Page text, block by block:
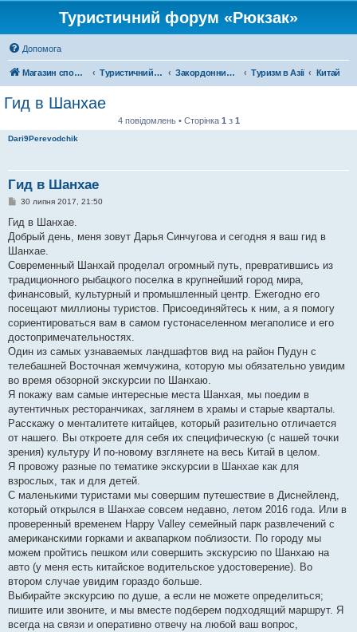
Туристичний форум «Рюкзак»
Допомога
Магазин спорядження Туристичний форум «Рюкзак» Закордонний туризм Туризм в Азії Китай
Гид в Шанхае
4 повідомлень • Сторінка 1 з 1
Dari9Perevodchik
Гид в Шанхае
П
в
і
д
о
л
е
н
я
30 липня 2017, 21:50
Гид в Шанхае.
Добрый день, меня зовут Дарья Синчугова и сегодня я ваш гид в
Шанхае.
Современный Шанхай проделал огромный путь, превратившись из
традиционного рыбацкого поселка в крупнейший город мира,
финансовый, культурный и промышленный центр. Ежегодно его
посещают миллионы туристов. Присоединяйтесь к ним, а я помогу
сориентироваться вам в самом густонаселенном мегаполисе и его
достопримечательностях.
Один из самых узнаваемых ландшафтов вид на район Пудун с
телебашней Восточная жемчужина, которую мы обязательно увидим
во время обзорной экскурсии по Шанхаю.
Я покажу вам самые интересные места Шанхая, мы поедим в
аутентичных ресторанчиках, заглянем в храмы и старые кварталы.
Расскажу о менталитете китайцев, который разительно отличается
от нашего. Вы откроете для себя их специфическую (с нашей точки
зрения) культуру И по-новому взглянете на весь Китай в целом.
Я провожу разные по тематике экскурсии в Шанхае как для
взрослых, так и для детей.
С маленькими туристами мы совершим путешествие в Диснейленд,
который открылся в Шанхае совсем недавно, летом 2016 года. Или в
проверенный временем Happy Valley семейный парк развлечений с
американскими горками и аквапарком поблизости. По городу мы
можем пройтись пешком или совершить экскурсию по Шанхаю на
авто (у меня есть китайское водительское удостоверение). Во
втором случае увидим гораздо больше.
Выбирайте экскурсию по душе, а если не можете определиться;
пишите или звоните, и мы вместе подберем подходящий маршрут. Я
всегда на связи и оперативно отвечу на любой ваш вопрос,